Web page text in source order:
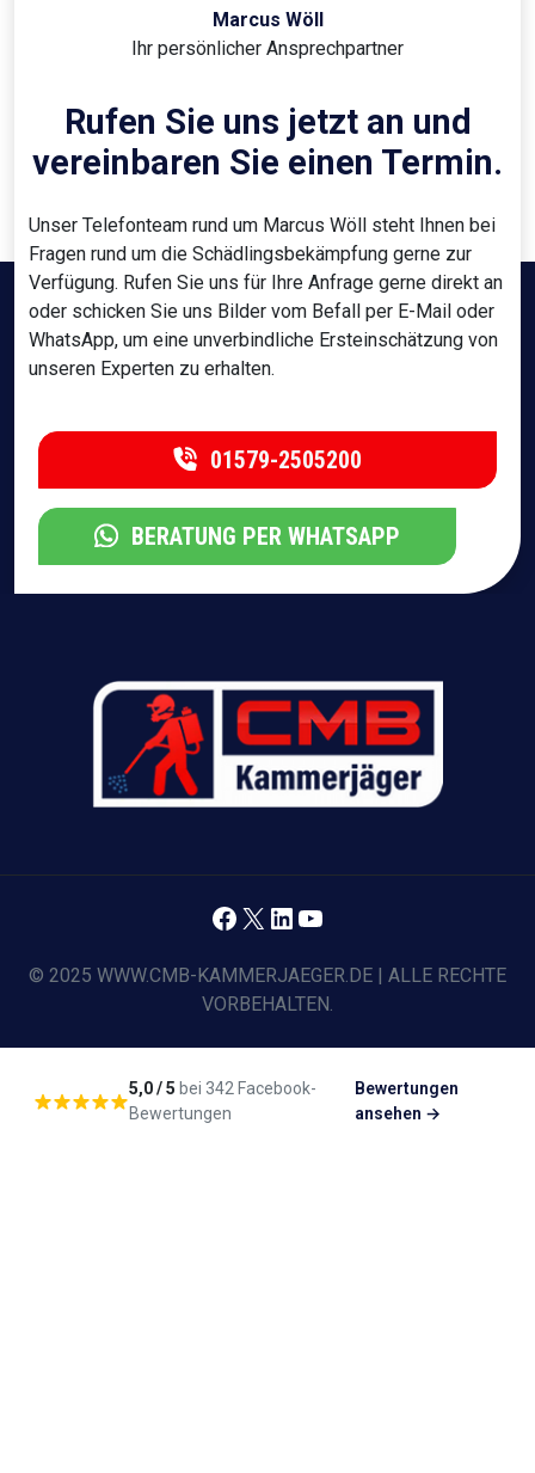
Marcus Wöll
Ihr persönlicher Ansprechpartner
Rufen Sie uns jetzt an und
vereinbaren Sie einen Termin.
Unser Telefonteam rund um Marcus Wöll steht Ihnen bei
Fragen rund um die Schädlingsbekämpfung gerne zur
Verfügung. Rufen Sie uns für Ihre Anfrage gerne direkt an
oder schicken Sie uns Bilder vom Befall per E-Mail oder
WhatsApp, um eine unverbindliche Ersteinschätzung von
unseren Experten zu erhalten.
01579-2505200
BERATUNG PER WHATSAPP
© 2025 WWW.CMB-KAMMERJAEGER.DE | ALLE RECHTE
VORBEHALTEN.
Facebook
X LinkedIn
YouTube
5,0 / 5 bei 342 Facebook-
Bewertungen
Bewertungen
ansehen →